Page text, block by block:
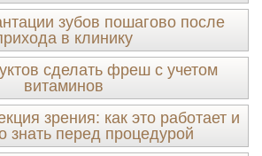
зубов пошагово после
в клинику
сделать фреш с учетом
витаминов
зрения: как это работает и
знать перед процедурой